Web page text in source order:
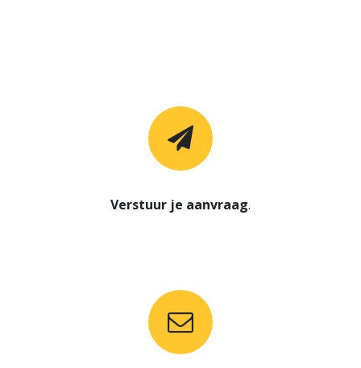
Verstuur je aanvraag.